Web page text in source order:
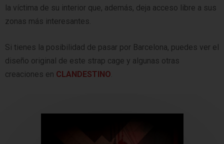
la víctima de su interior que, además, deja acceso libre a sus
zonas más interesantes.
Si tienes la posibilidad de pasar por Barcelona, puedes ver el
diseño original de este strap cage y algunas otras
creaciones en CLANDESTINO.